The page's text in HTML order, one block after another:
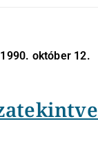
október 12.